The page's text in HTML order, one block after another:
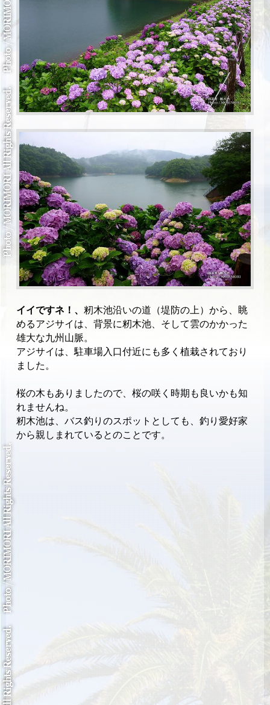
イイですネ！、籾木池沿いの道（堤防の上）から、眺
めるアジサイは、背景に籾木池、そして雲のかかった
雄大な九州山脈。
アジサイは、駐車場入口付近にも多く植栽されており
ました。
桜の木もありましたので、桜の咲く時期も良いかも知
れませんね。
籾木池は、バス釣りのスポットとしても、釣り愛好家
から親しまれているとのことです。